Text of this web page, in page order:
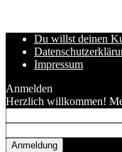
Du willst deinen
Impressum
Anmelden
Herzlich willkommen!